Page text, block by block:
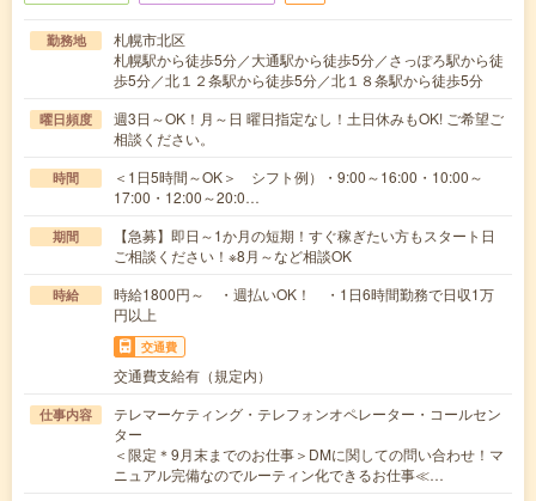
勤務地
札幌市北区
札幌駅から徒歩5分／大通駅から徒歩5分／さっぽろ駅から徒
歩5分／北１２条駅から徒歩5分／北１８条駅から徒歩5分
曜日頻度
週3日～OK！月～日 曜日指定なし！土日休みもOK! ご希望ご
相談ください。
時間
＜1日5時間～OK＞ シフト例）・9:00～16:00・10:00～
17:00・12:00～20:0…
期間
【急募】即日～1か月の短期！すぐ稼ぎたい方もスタート日
ご相談ください！※8月～など相談OK
時給
時給1800円～ ・週払いOK！ ・1日6時間勤務で日収1万
円以上
交通費
交通費支給有（規定内）
仕事内容
テレマーケティング・テレフォンオペレーター・コールセン
ター
＜限定＊9月末までのお仕事＞DMに関しての問い合わせ！マ
ニュアル完備なのでルーティン化できるお仕事≪…